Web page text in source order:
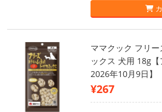
ママクック フリ
ックス 犬用 18g
2026年10月9日】
¥267